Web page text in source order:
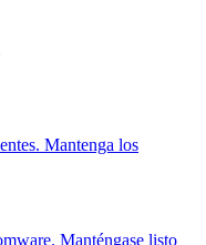
Mantenga los
Manténgase listo